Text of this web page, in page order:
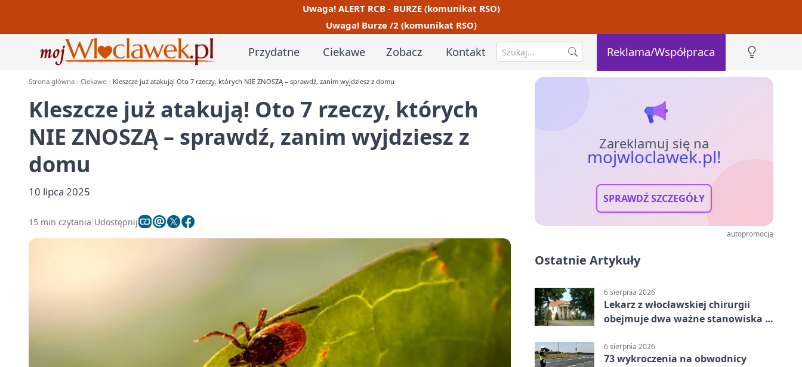
Uwaga! ALERT RCB - BURZE (komunikat RSO)
Uwaga! Burze /2 (komunikat RSO)
Przydatne Ciekawe Zobacz Kontakt Reklama/Współpraca
Strona główna Ciekawe Kleszcze już atakują! Oto 7 rzeczy, których NIE ZNOSZĄ – sprawdź, zanim wyjdziesz z domu
Kleszcze już atakują! Oto 7 rzeczy, których
NIE ZNOSZĄ – sprawdź, zanim wyjdziesz z
domu
10 lipca 2025
15 min czytania Udostępnij
Zareklamuj się na
mojwloclawek.pl!
SPRAWDŹ SZCZEGÓŁY
autopromocja
Ostatnie Artykuły
6 sierpnia 2026
Lekarz z włocławskiej chirurgii
obejmuje dwa ważne stanowiska w
6 sierpnia 2026
73 wykroczenia na obwodnicy